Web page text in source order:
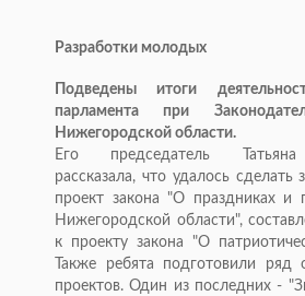
Разработки молодых
Подведены итоги
парламента при
Нижегородской области.
Его председатель Татьяна
рассказала, что удалось сделать
проект закона "О праздниках и
Нижегородской области",
к проекту закона "О
Также ребята подготовили ряд
проектов. Один из последних -